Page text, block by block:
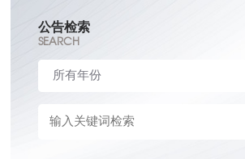
公告检索
SEARCH